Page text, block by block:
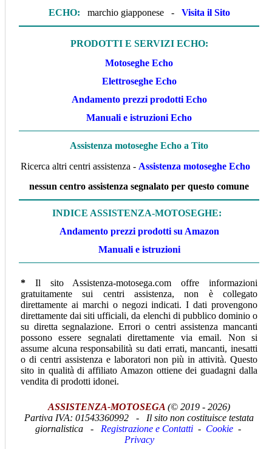
ECHO: marchio giapponese - Visita il Sito
PRODOTTI E SERVIZI ECHO:
Motoseghe Echo
Elettroseghe Echo
Andamento prezzi prodotti Echo
Manuali e istruzioni Echo
Assistenza motoseghe Echo a Tito
Ricerca altri centri assistenza - Assistenza motoseghe Echo
nessun centro assistenza segnalato per questo comune
INDICE ASSISTENZA-MOTOSEGHE:
Andamento prezzi prodotti su Amazon
Manuali e istruzioni
* Il sito Assistenza-motosega.com offre informazioni
gratuitamente sui centri assistenza, non è collegato
direttamente ai marchi o negozi indicati. I dati provengono
direttamente dai siti ufficiali, da elenchi di pubblico dominio o
su diretta segnalazione. Errori o centri assistenza mancanti
possono essere segnalati direttamente via email. Non si
assume alcuna responsabilità su dati errati, mancanti, inesatti
o di centri assistenza e laboratori non più in attività. Questo
sito in qualità di affiliato Amazon ottiene dei guadagni dalla
vendita di prodotti idonei.
ASSISTENZA-MOTOSEGA (© 2019 - 2026)
Partiva IVA: 01543360992 - Il sito non costituisce testata
giornalistica - Registrazione e Contatti- Cookie-
Privacy